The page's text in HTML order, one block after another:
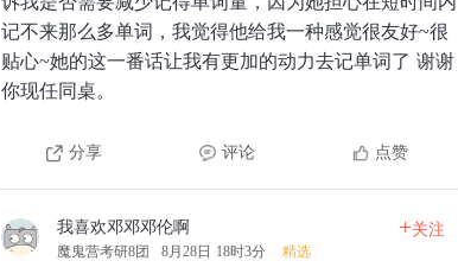
记不来那么多单词，我觉得他给我一种感觉很友好~很
贴心~她的这一番话让我有更加的动力去记单词了 谢谢
你现任同桌。
分享 评论 点赞
我喜欢邓邓邓伦啊
魔鬼营考研8团 8月28日 18时3分 精选
+关注